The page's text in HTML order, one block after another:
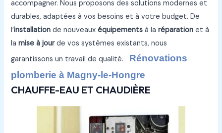
accompagner. Nous proposons des solutions modernes et
durables, adaptées à vos besoins et à votre budget. De
l’installation de nouveauxéquipements à laréparation et à
lamise à jourde vos systèmes existants, nous
garantissons un travail de qualité. Rénovations
plomberie à Magny-le-Hongre
CHAUFFE-EAU ET CHAUDIÈRE